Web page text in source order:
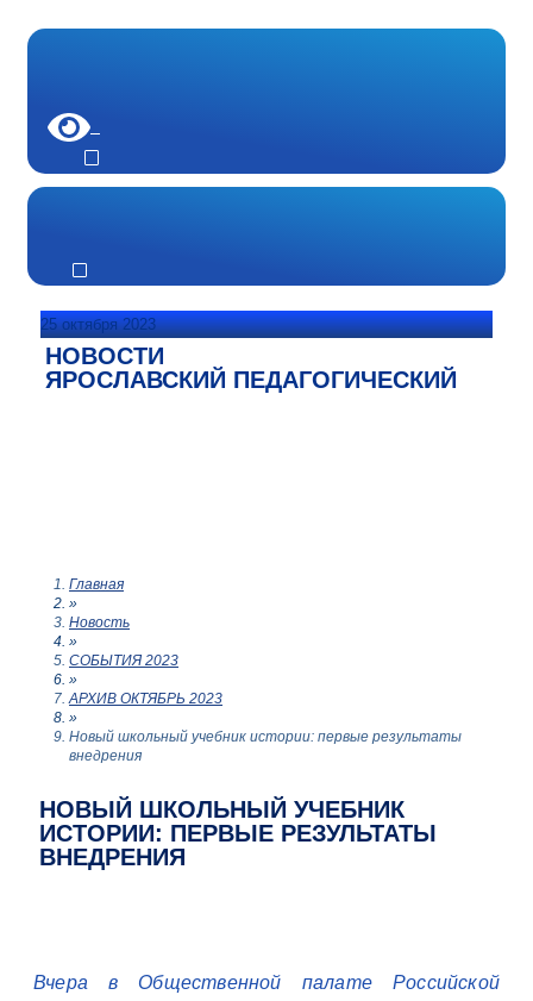
25 октября 2023
НОВОСТИ
ЯРОСЛАВСКИЙ ПЕДАГОГИЧЕСКИЙ
Главная
»
Новость
»
СОБЫТИЯ 2023
»
АРХИВ ОКТЯБРЬ 2023
»
Новый школьный учебник истории: первые результаты
внедрения
НОВЫЙ ШКОЛЬНЫЙ УЧЕБНИК
ИСТОРИИ: ПЕРВЫЕ РЕЗУЛЬТАТЫ
ВНЕДРЕНИЯ
Вчера в Общественной палате Российской